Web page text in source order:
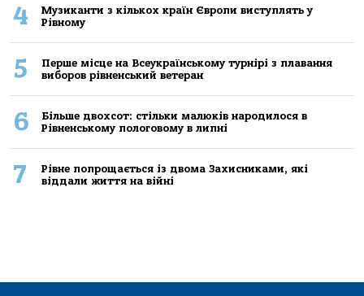
4
Музиканти з кількох країн Європи виступлять у
Рівному
5
Перше місце на Всеукраїнському турнірі з плавання
виборов рівненський ветеран
6
Більше двохсот: стільки малюків народилося в
Рівненському пологовому в липні
7
Рівне попрощається із двома Захисниками, які
віддали життя на війні